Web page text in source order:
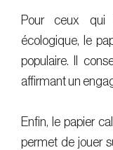
Pour ceux qui
écologique, le
populaire. Il
affirmant un
Enfin, le papier
permet de jouer